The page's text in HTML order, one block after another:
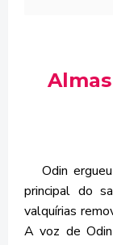
Odin
principal do
valquírias
A voz de